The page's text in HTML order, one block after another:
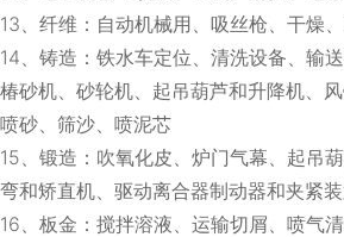
13、纤维：自动机械用、吸丝枪、干燥
14、铸造：铁水车定位、清洗设备、输
椿砂机、砂轮机、起吊葫芦和升降机、风
喷砂、筛沙、喷泥芯
15、锻造：吹氧化皮、炉门气幕、起吊
弯和矫直机、驱动离合器制动器和夹紧
16、板金：搅拌溶液、运输切屑、喷气